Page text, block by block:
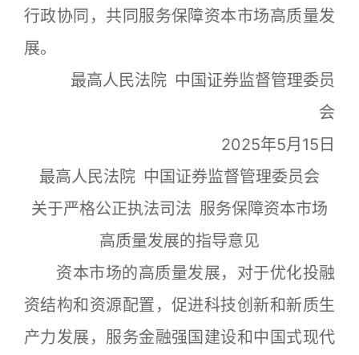
行政协同，共同服务保障资本市场高质量发
展。
最高人民法院 中国证券监督管理委员
会
2025年5月15日
最高人民法院 中国证券监督管理委员会
关于严格公正执法司法 服务保障资本市场
高质量发展的指导意见
资本市场的高质量发展，对于优化投融
资结构和资源配置，促进科技创新和新质生
产力发展，服务金融强国建设和中国式现代